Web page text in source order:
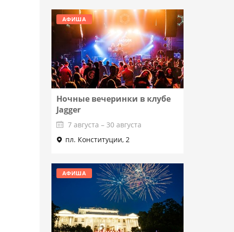
АФИША
Ночные вечеринки в клубе
Jagger
7 августа – 30 августа
пл. Конституции, 2
Подробнее
АФИША